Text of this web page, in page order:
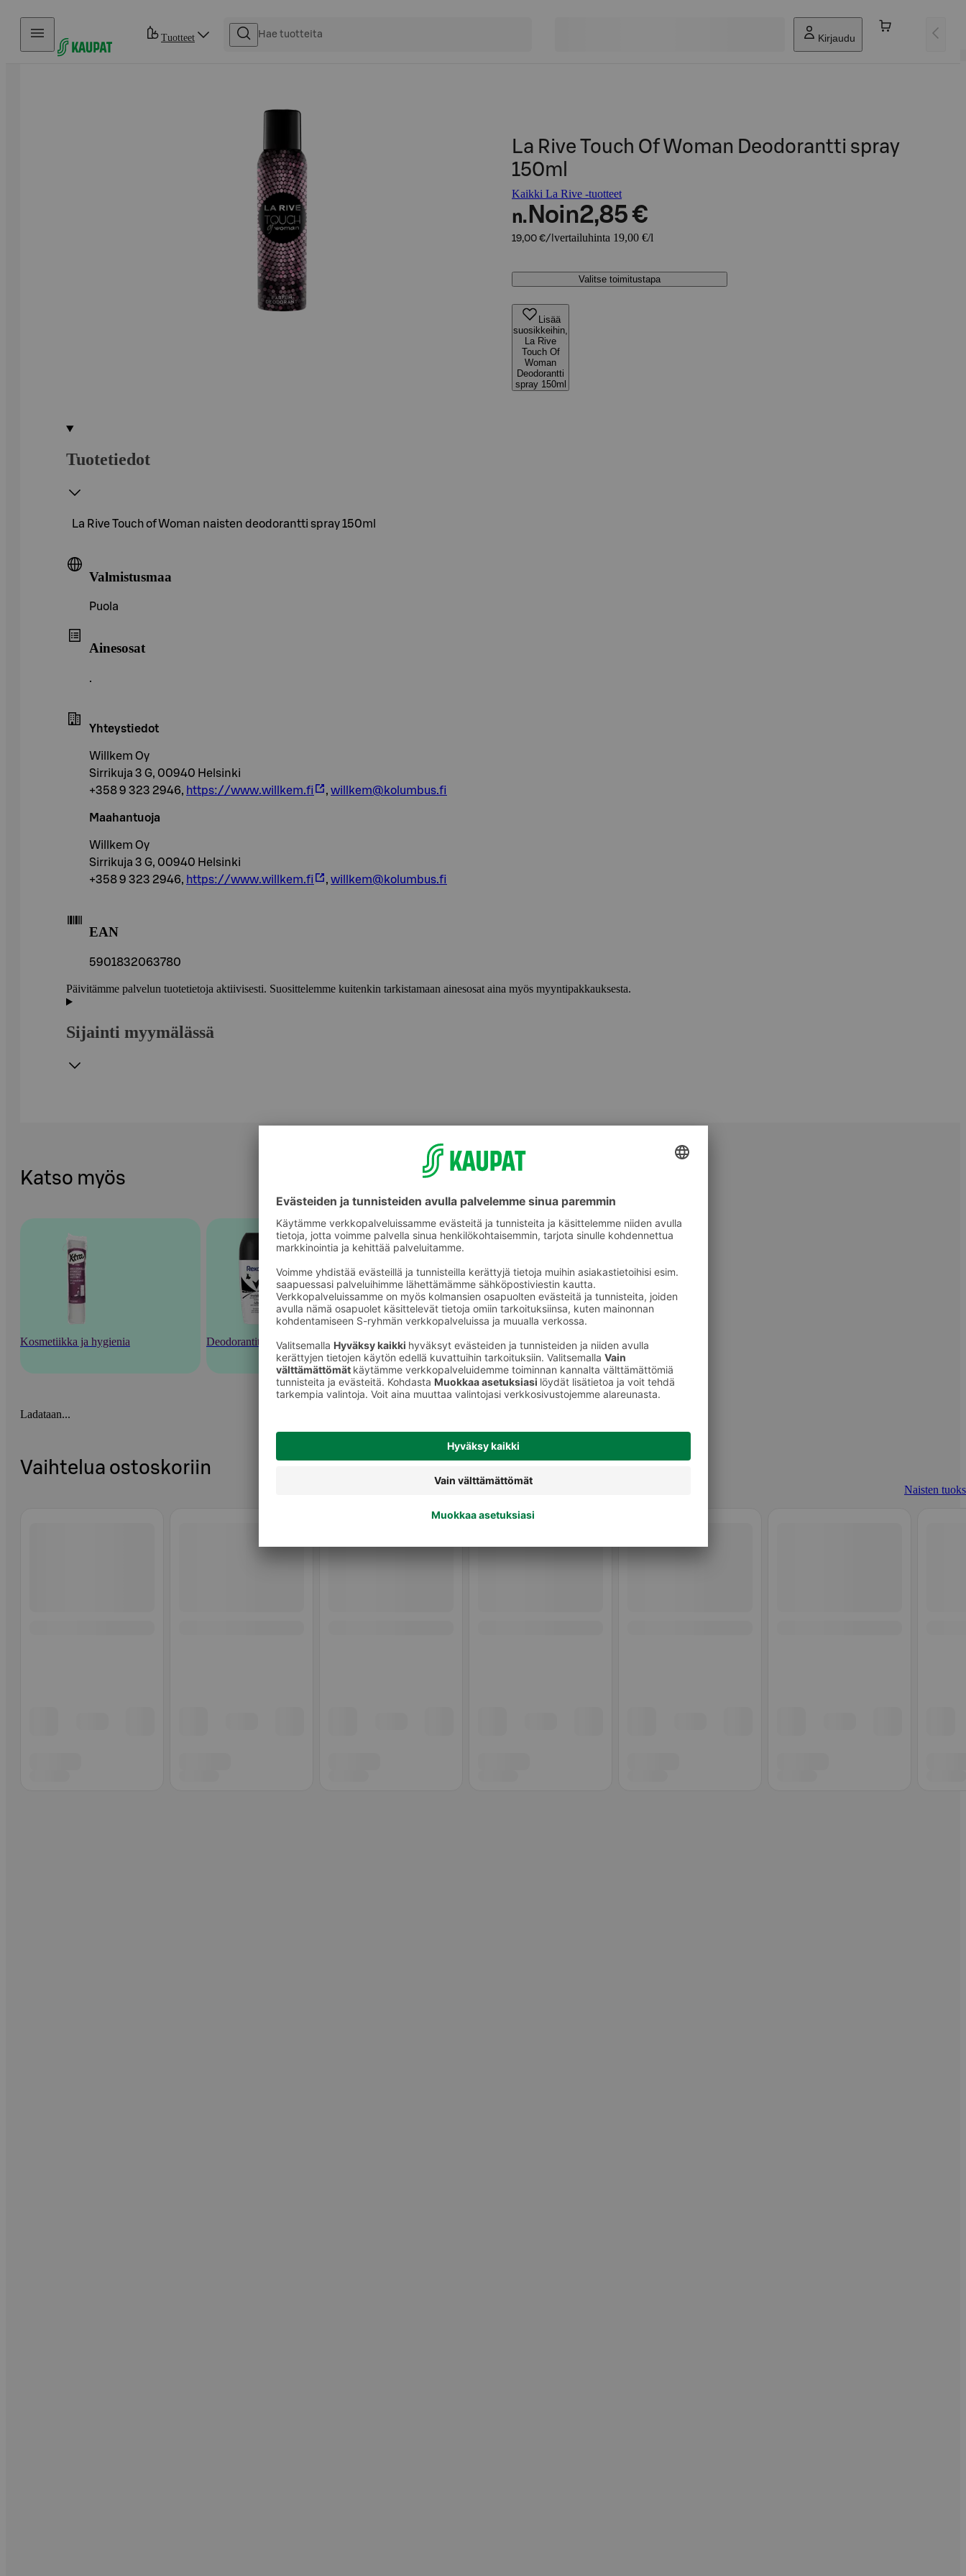
Hyppää sisältöön
Tuotteet Kirjaudu
La Rive Touch Of Woman Deodorantti spray
150ml
Kaikki La Rive -tuotteet
n. Noin2,85 €
19,00 €/l vertailuhinta 19,00 €/l
Valitse toimitustapa
Lisää
suosikkeihin,
La Rive
Touch Of
Woman
Deodorantti
spray 150ml
Tuotetiedot
La Rive Touch of Woman naisten deodorantti spray 150ml
Valmistusmaa
Puola
Ainesosat
.
Yhteystiedot
Willkem Oy
Sirrikuja 3 G, 00940 Helsinki
+358 9 323 2946, https://www.willkem.fi , willkem@kolumbus.fi
Maahantuoja
Willkem Oy
Sirrikuja 3 G, 00940 Helsinki
+358 9 323 2946, https://www.willkem.fi , willkem@kolumbus.fi
EAN
5901832063780
Päivitämme palvelun tuotetietoja aktiivisesti. Suosittelemme kuitenkin tarkistamaan ainesosat aina myös myyntipakkauksesta.
Sijainti myymälässä
Katso myös
Kosmetiikka ja hygienia Deodorantit ja tuoksut Naisten tuoksut
Ladataan...
Vaihtelua ostoskoriin
Naisten